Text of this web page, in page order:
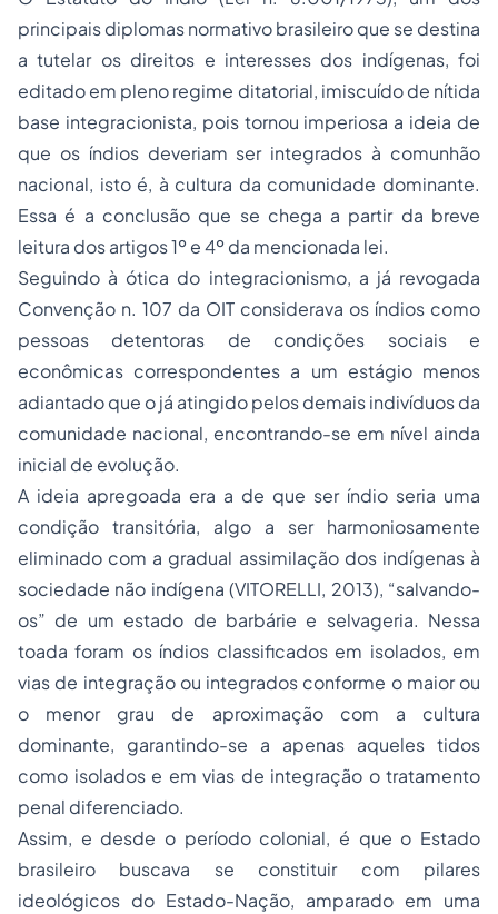
principais diplomas normativo brasileiro que se destina
a tutelar os direitos e interesses dos indígenas, foi
editado em pleno regime ditatorial, imiscuído de nítida
base integracionista, pois tornou imperiosa a ideia de
que os índios deveriam ser integrados à comunhão
nacional, isto é, à cultura da comunidade dominante.
Essa é a conclusão que se chega a partir da breve
leitura dos artigos 1º e 4º da mencionada lei.
Seguindo à ótica do integracionismo, a já revogada
Convenção n. 107 da OIT considerava os índios como
pessoas detentoras de condições sociais e
econômicas correspondentes a um estágio menos
adiantado que o já atingido pelos demais indivíduos da
comunidade nacional, encontrando-se em nível ainda
inicial de evolução.
A ideia apregoada era a de que ser índio seria uma
condição transitória, algo a ser harmoniosamente
eliminado com a gradual assimilação dos indígenas à
sociedade não indígena (VITORELLI, 2013), “salvando-
os” de um estado de barbárie e selvageria. Nessa
toada foram os índios classificados em isolados, em
vias de integração ou integrados conforme o maior ou
o menor grau de aproximação com a cultura
dominante, garantindo-se a apenas aqueles tidos
como isolados e em vias de integração o tratamento
penal diferenciado.
Assim, e desde o período colonial, é que o Estado
brasileiro buscava se constituir com pilares
ideológicos do Estado-Nação, amparado em uma